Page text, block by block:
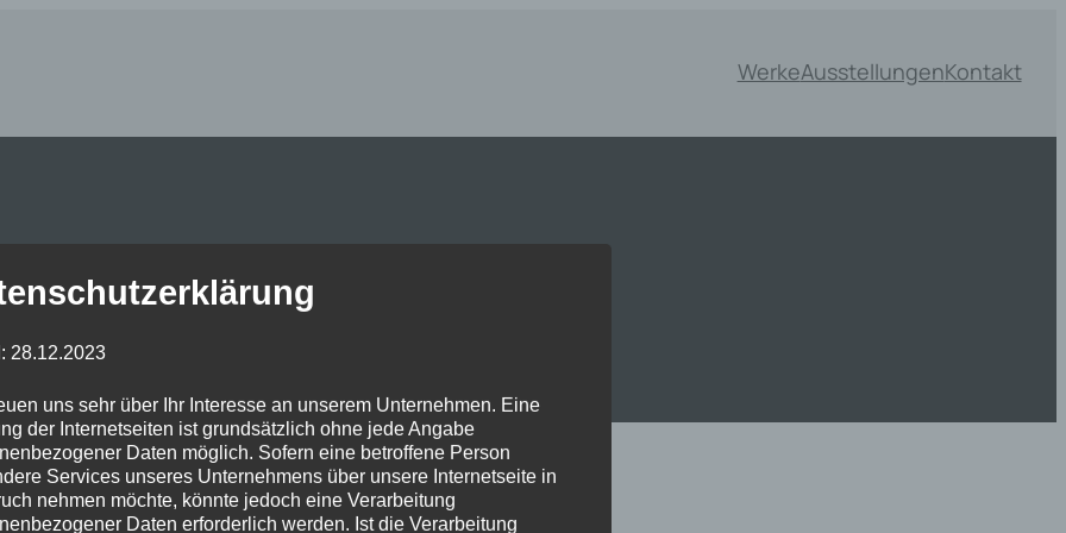
WerkeAusstellungenKontakt
Posted onJanuar 6, 2024
28.12.2023
uns sehr über Ihr Interesse an unserem Unternehmen. Eine
der Internetseiten ist grundsätzlich ohne jede Angabe
Daten möglich. Sofern eine betroffene Person
Services unseres Unternehmens über unsere Internetseite in
nehmen möchte, könnte jedoch eine Verarbeitung
Daten erforderlich werden. Ist die Verarbeitung